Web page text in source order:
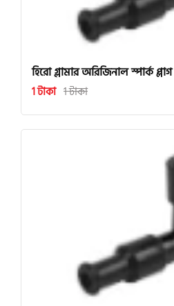
হিরো গ্লামার অরিজিনাল স্পার্ক
1 টাকা 1 টাকা